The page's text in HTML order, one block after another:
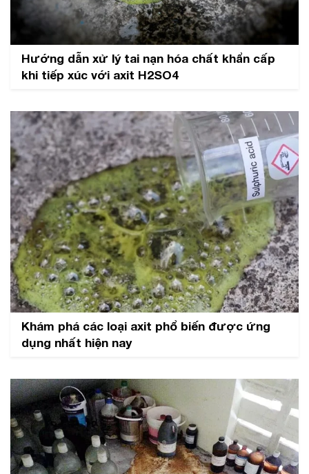
Hướng dẫn xử lý tai nạn hóa chất khẩn cấp
khi tiếp xúc với axit H2SO4
Khám phá các loại axit phổ biến được ứng
dụng nhất hiện nay